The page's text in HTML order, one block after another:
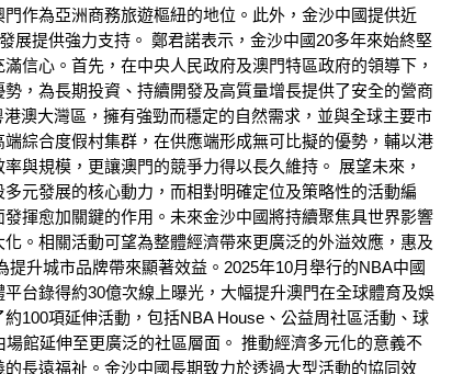
作為亞洲商務旅遊樞紐的地位。此外，金沙中國提供近
展提供強力支持。 鄭君諾表示，金沙中國20多年來始終堅
信心。首先，在中央人民政府及澳門特區政府的領導下，
，為長期投資、持續開發及高質量增長提供了安全的營商
澳大灣區，擁有強勁而穩定的自然需求，並與全球主要市
綜合度假村集群，在供應端形成無可比擬的優勢，輔以港
與規模，更讓澳門的競爭力得以長久維持。 展望未來，
元發展的核心動力，而相對明確定位及策略性的活動編
揮愈加關鍵的作用。未來金沙中國將持續聚焦具世界影響
。相關活動可望為整體經濟帶來更廣泛的外溢效應，惠及
升城市品牌帶來顯著效益。2025年10月舉行的NBA中國
台錄得約30億次線上曝光，大幅提升澳門在全球體育及娛
100項延伸活動，包括NBA House、公益周社區活動、球
館延伸至更廣泛的社區層面。 推動經濟多元化的意義不
長遠福祉。金沙中國長期致力於透過大型活動的協同效